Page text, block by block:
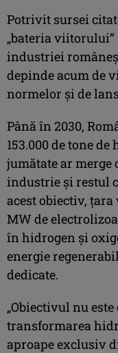
Potrivit sursei
„bateria
industriei
depinde acum de
normelor şi de
Până în 2030,
153.000 de tone
jumătate ar merge
industrie şi restul
acest obiectiv, ţara
MW de
în hidrogen şi
energie
dedicate.
„Obiectivul nu
transformarea
aproape exclusiv